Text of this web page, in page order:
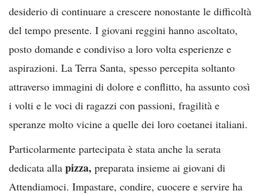
desiderio di continuare a crescere nonostante le difficoltà
del tempo presente. I giovani reggini hanno ascoltato,
posto domande e condiviso a loro volta esperienze e
aspirazioni. La Terra Santa, spesso percepita soltanto
attraverso immagini di dolore e conflitto, ha assunto così
i volti e le voci di ragazzi con passioni, fragilità e
speranze molto vicine a quelle dei loro coetanei italiani.
Particolarmente partecipata è stata anche la serata
dedicata alla pizza, preparata insieme ai giovani di
Attendiamoci. Impastare, condire, cuocere e servire ha